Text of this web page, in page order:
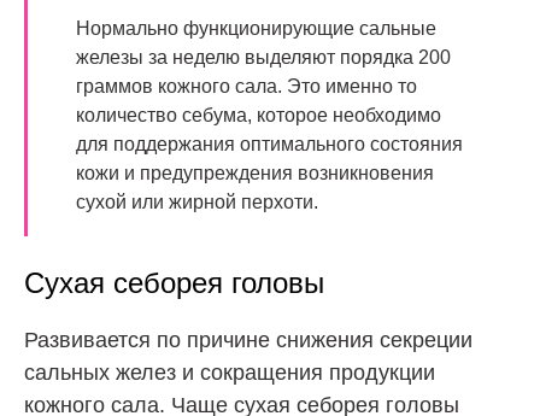
Нормально функционирующие сальные
железы за неделю выделяют порядка 200
граммов кожного сала. Это именно то
количество себума, которое необходимо
для поддержания оптимального состояния
кожи и предупреждения возникновения
сухой или жирной перхоти.
Сухая себорея головы
Развивается по причине снижения секреции
сальных желез и сокращения продукции
кожного сала. Чаще сухая себорея головы